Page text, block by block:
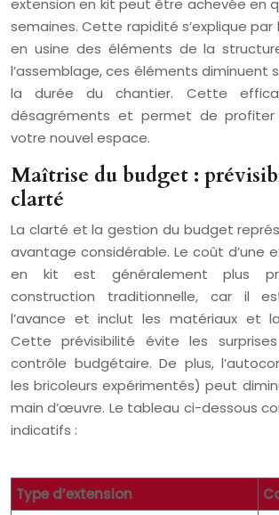
extension en kit peut être achevée en
semaines. Cette rapidité s’explique
en usine des éléments de la
l’assemblage, ces éléments diminuent
la durée du chantier. Cette
désagréments et permet de
votre nouvel espace.
Maîtrise du budget :
clarté
La clarté et la gestion du budget
avantage considérable. Le coût d’une
en kit est généralement plus
construction traditionnelle, car il
l’avance et inclut les matériaux et
Cette prévisibilité évite les
contrôle budgétaire. De plus,
les bricoleurs expérimentés) peut
main d’œuvre. Le tableau ci-dessous
indicatifs :
Type d’extension